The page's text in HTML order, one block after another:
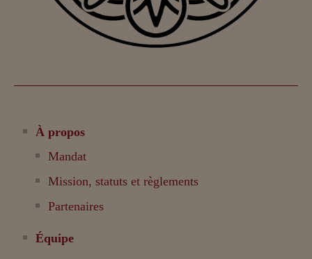
À propos
Mandat
Mission, statuts et règlements
Partenaires
Équipe